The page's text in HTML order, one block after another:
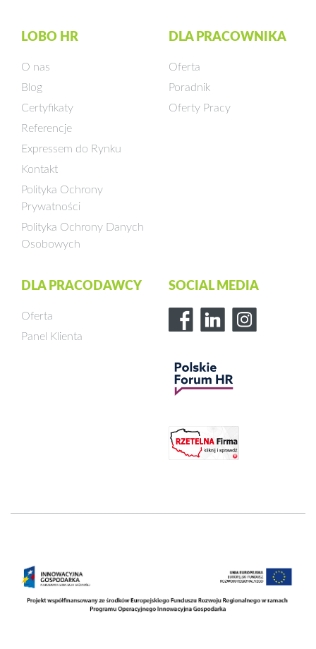
LOBO HR
O nas
Blog
Certyfikaty
Referencje
Expressem do Rynku
Kontakt
Polityka Ochrony
Prywatności
Polityka Ochrony Danych
Osobowych
DLA PRACOWNIKA
Oferta
Poradnik
Oferty Pracy
DLA PRACODAWCY
Oferta
Panel Klienta
SOCIAL MEDIA